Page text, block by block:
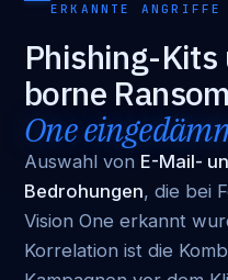
ERKANNTE ANGRIFFE
Phishing-Kits
borne
One
Auswahl von E-Mail-
Bedrohungen, die bei
Vision One erkannt
Korrelation ist die